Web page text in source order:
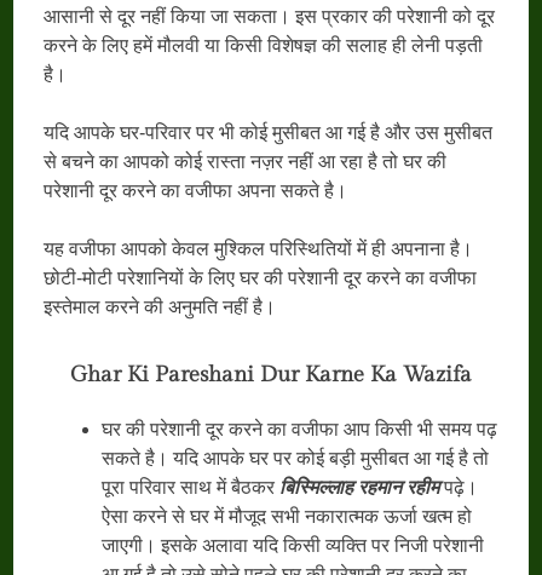
आसानी से दूर नहीं किया जा सकता। इस प्रकार की परेशानी को दूर
करने के लिए हमें मौलवी या किसी विशेषज्ञ की सलाह ही लेनी पड़ती
है।
यदि आपके घर-परिवार पर भी कोई मुसीबत आ गई है और उस मुसीबत
से बचने का आपको कोई रास्ता नज़र नहीं आ रहा है तो घर की
परेशानी दूर करने का वजीफा अपना सकते है।
यह वजीफा आपको केवल मुश्किल परिस्थितियों में ही अपनाना है।
छोटी-मोटी परेशानियों के लिए घर की परेशानी दूर करने का वजीफा
इस्तेमाल करने की अनुमति नहीं है।
Ghar Ki Pareshani Dur Karne Ka Wazifa
घर की परेशानी दूर करने का वजीफा आप किसी भी समय पढ़
सकते है। यदि आपके घर पर कोई बड़ी मुसीबत आ गई है तो
पूरा परिवार साथ में बैठकर बिस्मिल्लाह रहमान रहीमपढ़े।
ऐसा करने से घर में मौजूद सभी नकारात्मक ऊर्जा खत्म हो
जाएगी। इसके अलावा यदि किसी व्यक्ति पर निजी परेशानी